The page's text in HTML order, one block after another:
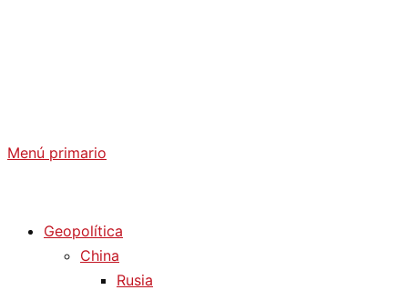
Menú primario
Geopolítica
China
Rusia